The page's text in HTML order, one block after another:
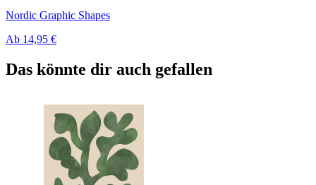
Nordic Graphic Shapes
Ab 14,95 €
Das könnte dir auch gefallen